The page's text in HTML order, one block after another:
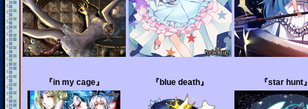
『in my cage』 『blue death』 『star hunt